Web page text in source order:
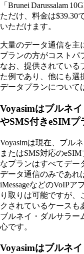
「Brunei Darussalam
ただけ、料金は$39.30
いただけます。
大量のデータ通信を主
プランの方がコストパ
なお、提供されている
た例であり、他にも選
データプランについて
Voyasimはブルネ
やSMS付きeSIMプ
Voyasimは現在、ブル
またはSMS対応の
なプランはすべてデー
データ通信のみであれ
iMessageなどのVoIP
り取りは可能ですが、
クされているケースも
ブルネイ・ダルサラー
心です。
Voyasimはブルネ